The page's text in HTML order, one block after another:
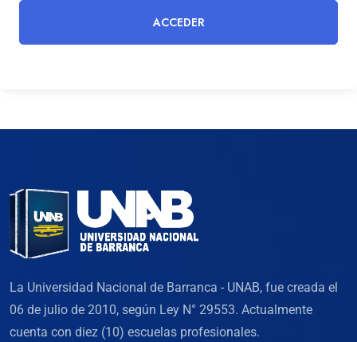
ACCEDER
La Universidad Nacional de Barranca - UNAB, fue creada el
06 de julio de 2010, según Ley N° 29553. Actualmente
cuenta con diez (10) escuelas profesionales.